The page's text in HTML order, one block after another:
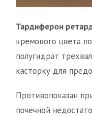
Тардиферон
кремового цвета
полугидрат
касторку для
Противопоказан
почечной